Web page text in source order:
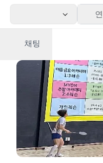
채팅